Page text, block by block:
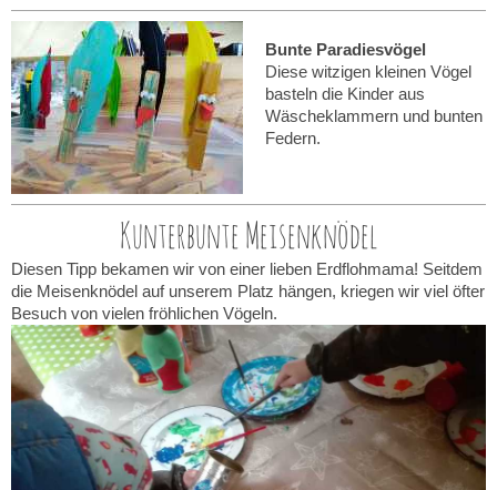
Bunte Paradiesvögel
Diese witzigen kleinen Vögel
basteln die Kinder aus
Wäscheklammern und bunten
Federn.
Kunterbunte Meisenknödel
Diesen Tipp bekamen wir von einer lieben Erdflohmama! Seitdem
die Meisenknödel auf unserem Platz hängen, kriegen wir viel öfter
Besuch von vielen fröhlichen Vögeln.